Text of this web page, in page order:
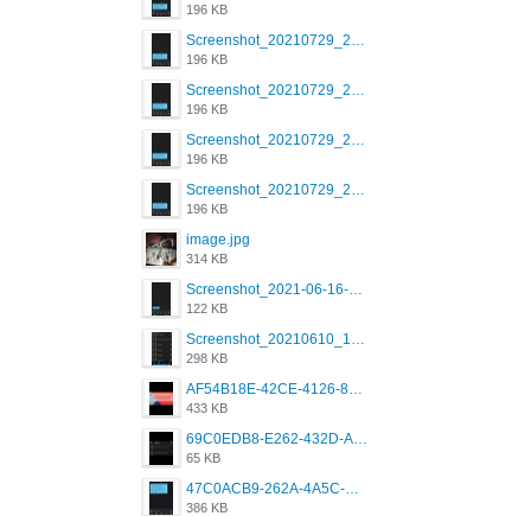
196 KB
Screenshot_20210729_215125_com.grindrapp.android.jpg
196 KB
Screenshot_20210729_215125_com.grindrapp.android.jpg
196 KB
Screenshot_20210729_215125_com.grindrapp.android.jpg
196 KB
Screenshot_20210729_215125_com.grindrapp.android.jpg
196 KB
image.jpg
314 KB
Screenshot_2021-06-16-08-28-05-034_com.grindrapp.android.jpg
122 KB
Screenshot_20210610_151721_com.grindrapp.android.jpg
298 KB
AF54B18E-42CE-4126-8F00-DB1AA05BAFCF.png
433 KB
69C0EDB8-E262-432D-A355-730E357A3BDD.png
65 KB
47C0ACB9-262A-4A5C-A1A6-7E7769A85040.png
386 KB